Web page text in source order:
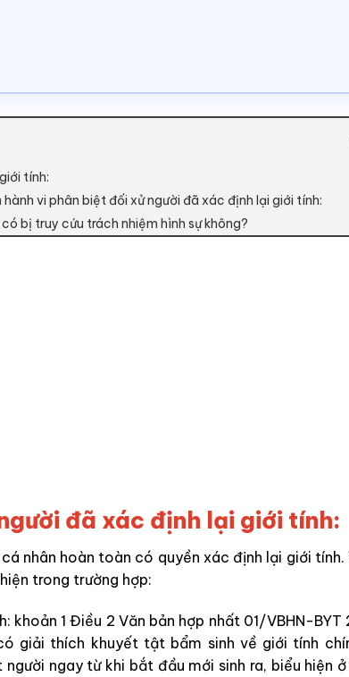
tính:
vi phân biệt đối xử người đã xác định lại giới tính:
bị truy cứu trách nhiệm hình sự không?
đã xác định lại giới tính:
nhân hoàn toàn có quyền xác định lại giới tính.
trong trường hợp:
1 Điều 2 Văn bản hợp nhất 01/VBHN-BYT
giải thích khuyết tật bẩm sinh về giới tính
người ngay từ khi bắt đầu mới sinh ra, biểu hiện